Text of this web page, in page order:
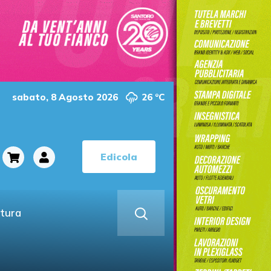
sabato, 8 Agosto 2026 26 °C
Edicola